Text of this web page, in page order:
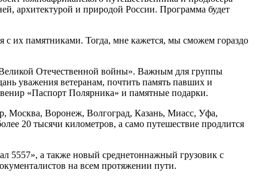
архитектурой и природой России. Программа будет
их памятниками. Тогда, мне кажется, мы сможем гораздо
Отечественной войны». Важным для группы
уважения ветеранам, почтить память павших и
«Паспорт Полярника» и памятные подарки.
Москва, Воронеж, Волгоград, Казань, Миасс, Уфа,
20 тысячи километров, а само путешествие продлится
5557», а также новый среднетоннажный грузовик с
на всем протяжении пути.